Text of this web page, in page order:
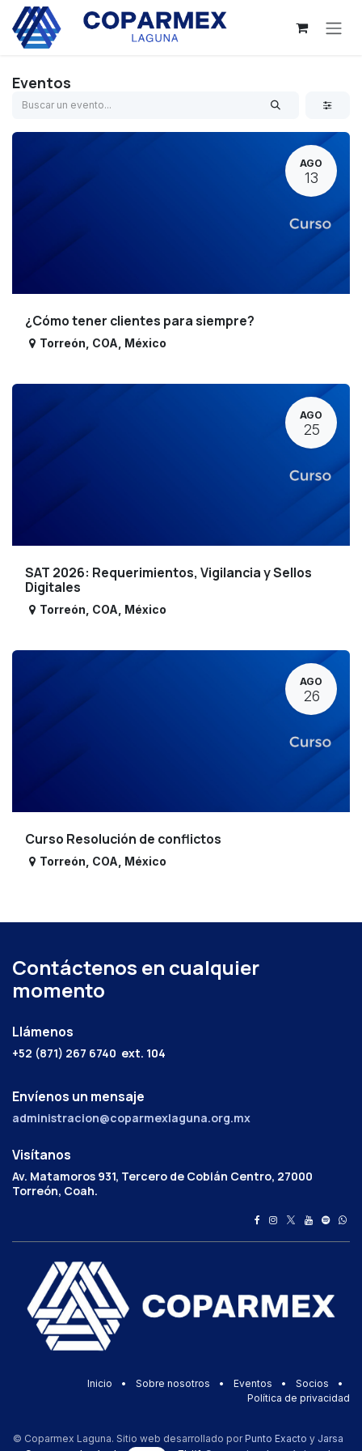
Ir al contenido
Eventos
AGO
13
¿Cómo tener clientes para siempre?
Torreón COA México
AGO
25
SAT 2026: Requerimientos, Vigilancia y Sellos
Digitales
Torreón COA México
AGO
26
Curso Resolución de conflictos
Torreón COA México
Contáctenos en cualquier
momento
Llámenos
+52 (871) 267 6740 ext. 104
Envíenos un mensaje
administracion@coparmexlaguna.org.mx
Visítanos
Av. Matamoros 931, Tercero de Cobián Centro, 27000
Torreón, Coah.
Inicio • Sobre nosotros • Eventos • Socios
•
Política de privacidad
© Coparmex Laguna. Sitio web desarrollado por Punto Exacto y Jarsa